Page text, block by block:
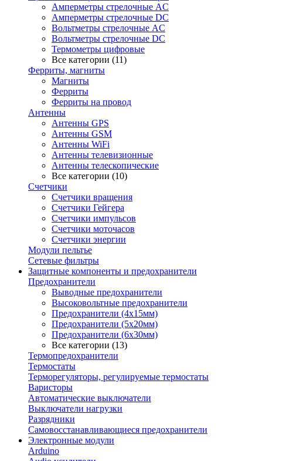
Амперметры стрелочные AC
Амперметры стрелочные DC
Вольтметры стрелочные AC
Вольтметры стрелочные DC
Термометры цифровые
Все категории (11)
Ферриты, магниты
Магниты
Ферриты
Ферриты на провод
Антенны
Антенны GPS
Антенны GSM
Антенны WiFi
Антенны телевизионные
Антенны телескопические
Все категории (10)
Счетчики
Счетчики вращения
Счетчики Гейгера
Счетчики импульсов
Счетчики моточасов
Счетчики энергии
Модули пельтье
Сетевые фильтры
Защитные компоненты и предохранители
Предохранители
Выводные предохранители
Высоковольтные предохранители
Предохранители (4х15мм)
Предохранители (5х20мм)
Предохранители (6х30мм)
Все категории (13)
Термопредохранители
Термостаты
Терморегуляторы, регулируемые термостаты
Варисторы
Автоматические выключатели
Выключатели нагрузки
Разрядники
Самовосстанавливающиеся предохранители
Электронные модули
Arduino